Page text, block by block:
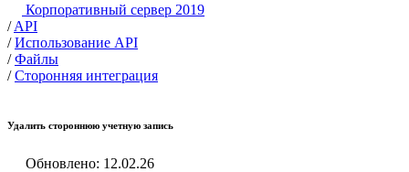
Корпоративный сервер 2019
/ API
/ Использование API
/ Файлы
/ Сторонняя интеграция
Удалить стороннюю учетную запись
Обновлено: 12.02.26